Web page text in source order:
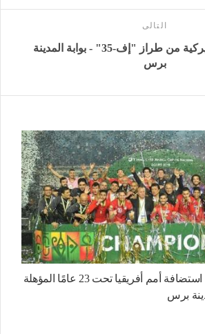
التالى
تحطم مقاتلة أميركية من طراز "إف-35" - بوابة المدينة
برس
كاف يمنح مصر حق استضافة أمم أفريقيا تحت 23 عامًا المؤهلة